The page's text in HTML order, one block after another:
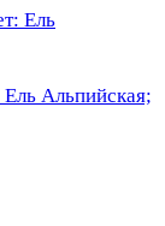
Альпийская;